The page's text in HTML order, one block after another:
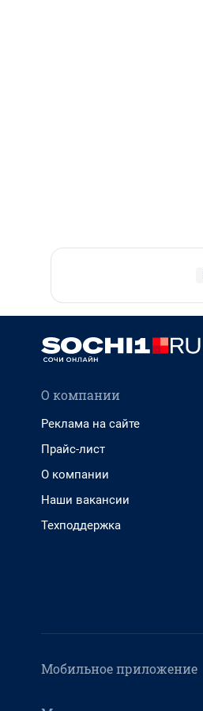
О компании
Реклама на сайте
Прайс-лист
О компании
Наши вакансии
Техподдержка
Мобильное приложение